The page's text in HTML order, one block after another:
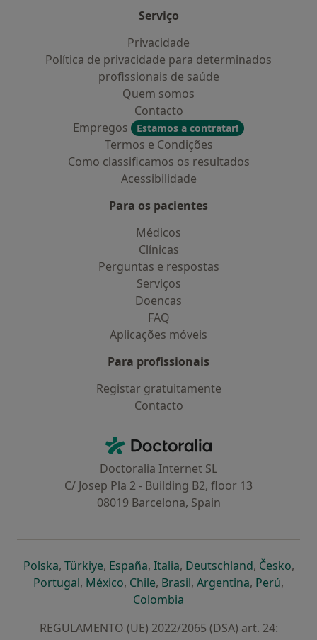
Serviço
Privacidade
Política de privacidade para determinados
profissionais de saúde
Quem somos
Contacto
Empregos
Estamos a contratar!
Termos e Condições
Como classificamos os resultados
Acessibilidade
Para os pacientes
Médicos
Clínicas
Perguntas e respostas
Serviços
Doencas
FAQ
Aplicações móveis
Para profissionais
Registar gratuitamente
Contacto
Doctoralia - Homepage
Doctoralia Internet SL
C/ Josep Pla 2 - Building B2, floor 13
08019 Barcelona, Spain
Polskaabre num novo separador
, Türkiyeabre num novo separador
, Españaabre num novo separador
, Italiaabre num novo
, Deutschlandabre num
, Česko,
Portugalabre num novo separador
, Méxicoabre num novo separador
, Chileabre num novo separador
, Brasilabre num novo
, Argentinaabre num
, Perúabre
,
Colombia
REGULAMENTO (UE) 2022/2065 (DSA) art. 24: